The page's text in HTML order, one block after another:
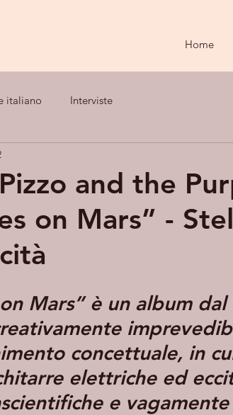
Home
italiano Interviste
and the
on Mars” -
Mars” è un album
concettuale, in
elettriche ed
e